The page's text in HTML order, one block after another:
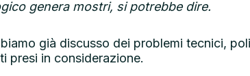
genera mostri, si potrebbe dire.
già discusso dei problemi tecnici,
presi in considerazione.